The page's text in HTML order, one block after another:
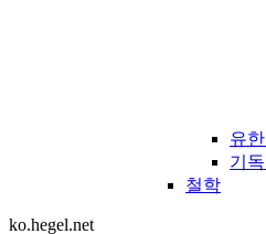
유
기
철학
ko.hegel.net